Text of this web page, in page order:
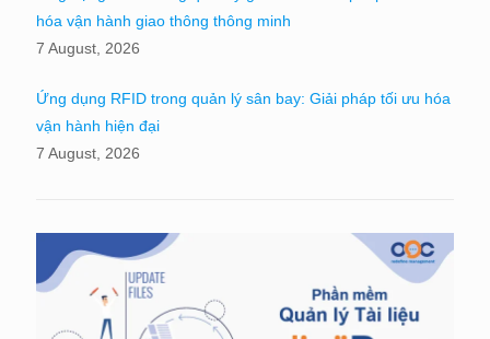
hóa vận hành giao thông thông minh
7 August, 2026
Ứng dụng RFID trong quản lý sân bay: Giải pháp tối ưu hóa
vận hành hiện đại
7 August, 2026